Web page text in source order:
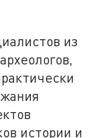
из
истории и